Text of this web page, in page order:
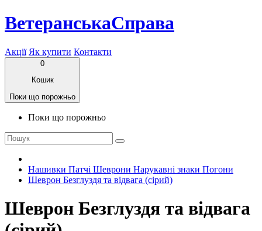
ВетеранськаСправа
Акції Як купити Контакти
0
Кошик
Поки що порожньо
Поки що порожньо
Нашивки Патчі Шеврони Нарукавні знаки Погони
Шеврон Безглуздя та відвага (сірий)
Шеврон Безглуздя та відвага